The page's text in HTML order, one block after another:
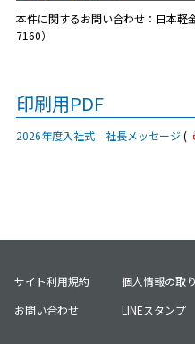
本件に関するお問い合わせ：日本
7160）
印刷用PDF
2026年度入社式 社長メッセージ (
サイト利用規約
個人情報の取
お問い合わせ
LINEスタンプ